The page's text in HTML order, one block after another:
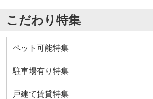
こだわり特集
ペット可能特集
駐車場有り特集
戸建て賃貸特集